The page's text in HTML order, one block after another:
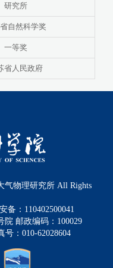
研究所
自然科学奖
一等奖
省人民政府
气物理研究所 All Rights
备：110402500041
院 邮政编码：100029
：010-62028604